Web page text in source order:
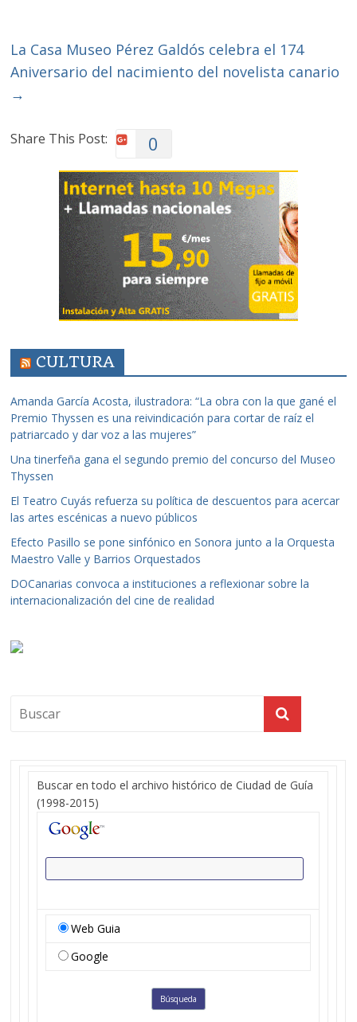
La Casa Museo Pérez Galdós celebra el 174
Aniversario del nacimiento del novelista canario
→
Share This Post: 0
CULTURA
Amanda García Acosta, ilustradora: “La obra con la que gané el
Premio Thyssen es una reivindicación para cortar de raíz el
patriarcado y dar voz a las mujeres”
Una tinerfeña gana el segundo premio del concurso del Museo
Thyssen
El Teatro Cuyás refuerza su política de descuentos para acercar
las artes escénicas a nuevo públicos
Efecto Pasillo se pone sinfónico en Sonora junto a la Orquesta
Maestro Valle y Barrios Orquestados
DOCanarias convoca a instituciones a reflexionar sobre la
internacionalización del cine de realidad
Buscar en todo el archivo histórico de Ciudad de Guía
(1998-2015)
Web Guia
Google